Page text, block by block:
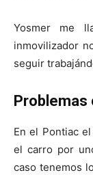
Yosmer me
inmovilizador
seguir
Problemas
En el Pontiac
el carro por
caso tenemos